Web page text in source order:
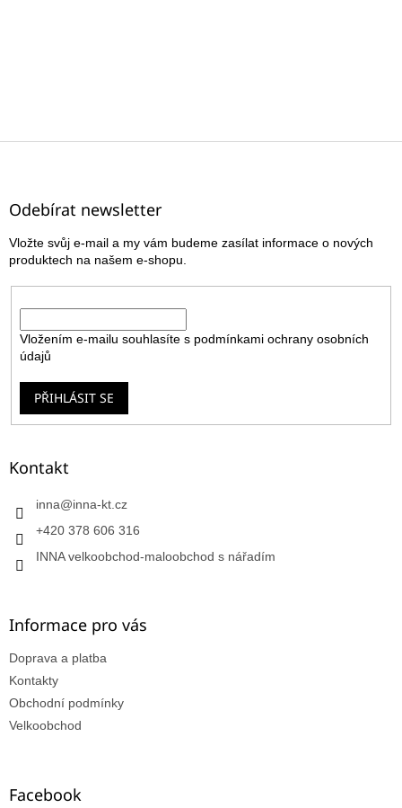
Z
Odebírat newsletter
Vložte svůj e-mail a my vám budeme zasílat informace o nových
produktech na našem e-shopu.
Vložením e-mailu souhlasíte s podmínkami ochrany osobních
údajů
PŘIHLÁSIT SE
Kontakt
inna@inna-kt.cz
+420 378 606 316
INNA velkoobchod-maloobchod s nářadím
Informace pro vás
Doprava a platba
Kontakty
Obchodní podmínky
Velkoobchod
Facebook